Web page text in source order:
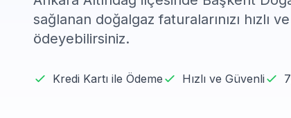
sağlanan doğalgaz faturalarınızı hızlı
ödeyebilirsiniz.
Kredi Kartı ile Ödeme Hızlı ve Güvenli